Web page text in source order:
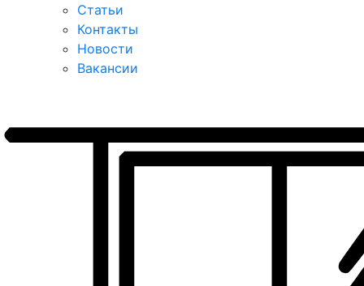
Статьи
Контакты
Новости
Вакансии